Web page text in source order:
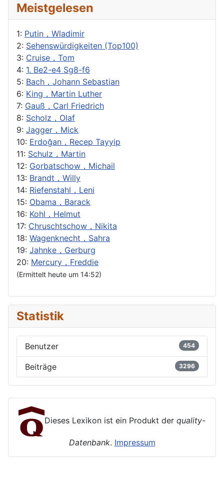
Meistgelesen
1: Putin，Wladimir
2: Sehenswürdigkeiten (Top100)
3: Cruise，Tom
4: 1. Be2-e4 Sg8-f6
5: Bach，Johann Sebastian
6: King，Martin Luther
7: Gauß，Carl Friedrich
8: Scholz，Olaf
9: Jagger，Mick
10: Erdoğan，Recep Tayyip
11: Schulz，Martin
12: Gorbatschow，Michail
13: Brandt，Willy
14: Riefenstahl，Leni
15: Obama，Barack
16: Kohl，Helmut
17: Chruschtschow，Nikita
18: Wagenknecht，Sahra
19: Jahnke，Gerburg
20: Mercury，Freddie
(Ermittelt heute um 14:52)
Statistik
Benutzer 454
Beiträge 3296
Dieses Lexikon ist ein Produkt der quality-
Datenbank. Impressum